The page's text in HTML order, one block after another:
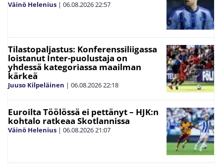
Väinö Helenius | 06.08.202622:57
Tilastopaljastus: Konferenssiliigassa
loistanut Inter-puolustaja on
yhdessä kategoriassa maailman
kärkeä
Juuso Kilpeläinen | 06.08.202622:18
Euroilta Töölössä ei pettänyt – HJK:n
kohtalo ratkeaa Skotlannissa
Väinö Helenius | 06.08.202621:07